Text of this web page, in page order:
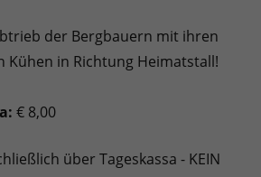
der Bergbauern mit ihren
Kühen in Richtung Heimatstall!
€ 8,00
über Tageskassa - KEIN